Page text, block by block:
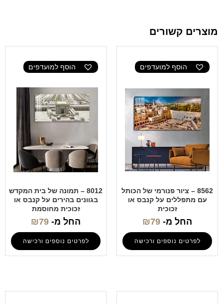
מוצרים קשורים
הוסף למועדפים
8562 – ציור פנורמי של הכותל
עם מתפללים על קנבס או
זכוכית
החל מ- ₪79
לפרטים נוספים ורכישה
הוסף למועדפים
8012 – תמונה של בית המקדש
בגוונים בהירים על קנבס או
זכוכית מחוסמת
החל מ- ₪79
לפרטים נוספים ורכישה